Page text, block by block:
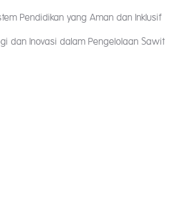
Pendidikan yang Aman dan Inklusif
dan Inovasi dalam Pengelolaan Sawit